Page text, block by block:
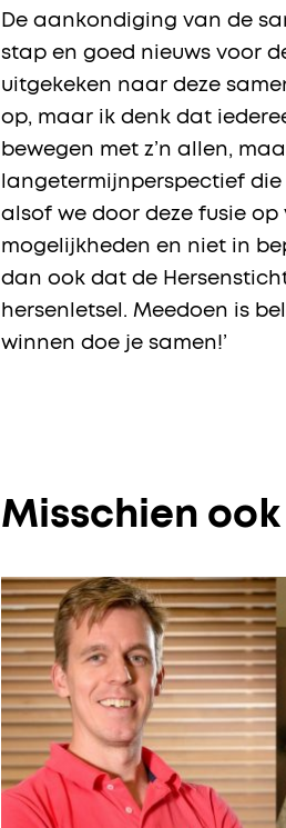
De aankondiging van de
stap en goed nieuws voor
uitgekeken naar deze
op, maar ik denk dat
bewegen met z’n allen,
langetermijnperspectief
alsof we door deze fusie op
mogelijkheden en niet in
dan ook dat de
hersenletsel. Meedoen is
winnen doe je samen!’
Misschien